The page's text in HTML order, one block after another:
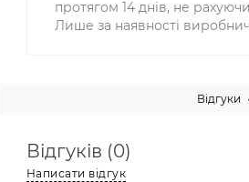
протягом 14 днів, не
Лише за наявності
Відгуки
Відгуків (0)
Написати відгук